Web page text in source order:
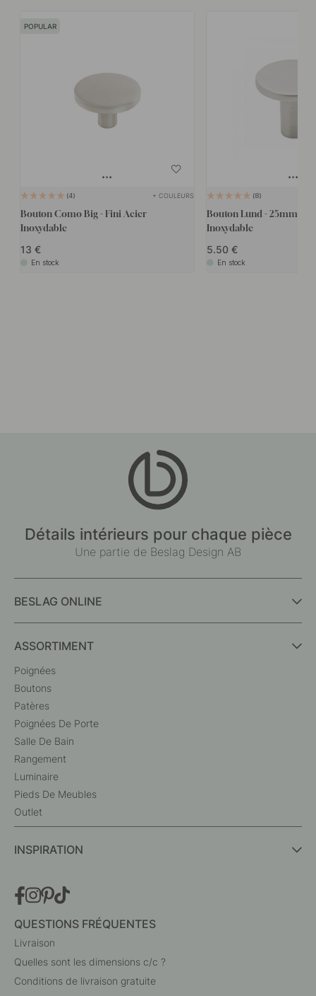
POPULAR
4 + COULEURS
Bouton Como Big - Fini Acier
Inoxydable
13
En stock
8
Bouton Lund - 25mm -
Inoxydable
5.50
En stock
Détails intérieurs pour chaque pièce
Une partie de Beslag Design AB
BESLAG ONLINE
ASSORTIMENT
Poignées
Boutons
Patères
Poignées De Porte
Salle De Bain
Rangement
Luminaire
Pieds De Meubles
Outlet
INSPIRATION
QUESTIONS FRÉQUENTES
Livraison
Quelles sont les dimensions c/c ?
Conditions de livraison gratuite